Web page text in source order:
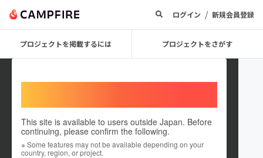
ログイン / 新規会員登録
プロジェクトを掲載するには プロジェクトをさがす
This site is available to users outside Japan. Before
continuing, please confirm the following.
※ Some features may not be available depending on your
country, region, or project.
A48